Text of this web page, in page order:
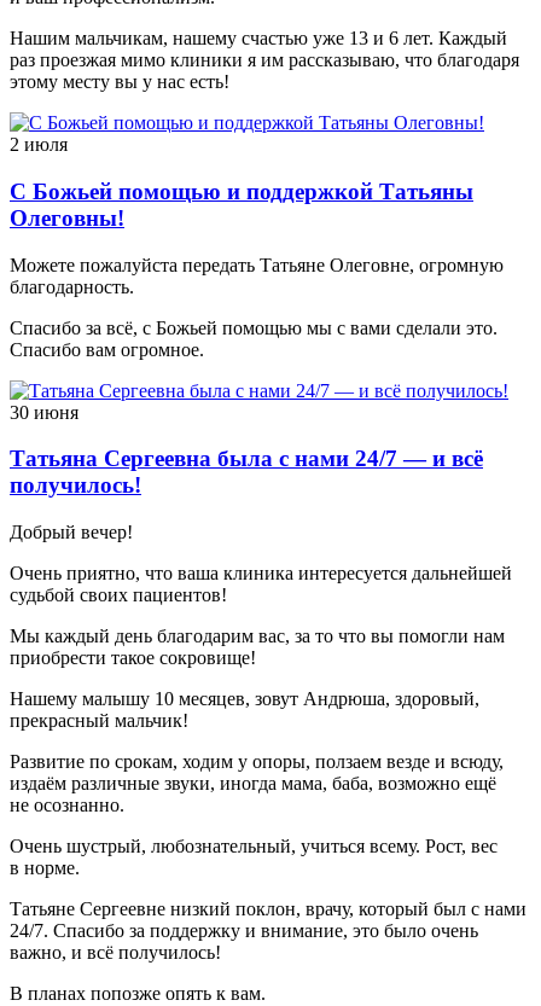
Нашим мальчикам, нашему счастью уже 13 и 6 лет. Каждый
раз проезжая мимо клиники я им рассказываю, что благодаря
этому месту вы у нас есть!
2 июля
С Божьей помощью и поддержкой Татьяны
Олеговны!
Можете пожалуйста передать Татьяне Олеговне, огромную
благодарность.
Спасибо за всё, с Божьей помощью мы с вами сделали это.
Спасибо вам огромное.
30 июня
Татьяна Сергеевна была с нами 24/7 — и всё
получилось!
Добрый вечер!
Очень приятно, что ваша клиника интересуется дальнейшей
судьбой своих пациентов!
Мы каждый день благодарим вас, за то что вы помогли нам
приобрести такое сокровище!
Нашему малышу 10 месяцев, зовут Андрюша, здоровый,
прекрасный мальчик!
Развитие по срокам, ходим у опоры, ползаем везде и всюду,
издаём различные звуки, иногда мама, баба, возможно ещё
не осознанно.
Очень шустрый, любознательный, учиться всему. Рост, вес
в норме.
Татьяне Сергеевне низкий поклон, врачу, который был с нами
24/7. Спасибо за поддержку и внимание, это было очень
важно, и всё получилось!
В планах попозже опять к вам.